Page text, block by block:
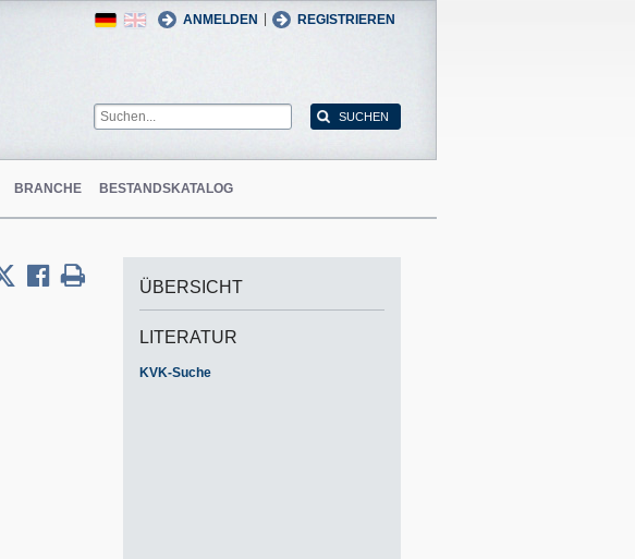
ANMELDEN REGISTRIEREN
English
German
BRANCHE BESTANDSKATALOG
ÜBERSICHT
LITERATUR
KVK-Suche